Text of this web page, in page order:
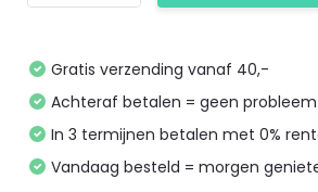
Gratis verzending vanaf 40,-
Achteraf betalen = geen
In 3 termijnen betalen met 0%
Vandaag besteld = morgen